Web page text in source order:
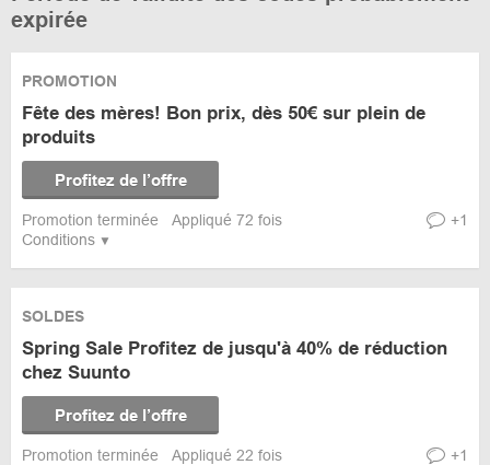
expirée
Conditions
PROMOTION
Fête des mères! Bon prix, dès 50€ sur plein de
produits
Profitez de l’offre
Promotion terminée Appliqué 72 fois +1
SOLDES
Spring Sale Profitez de jusqu'à 40% de réduction
chez Suunto
Profitez de l’offre
Promotion terminée Appliqué 22 fois +1